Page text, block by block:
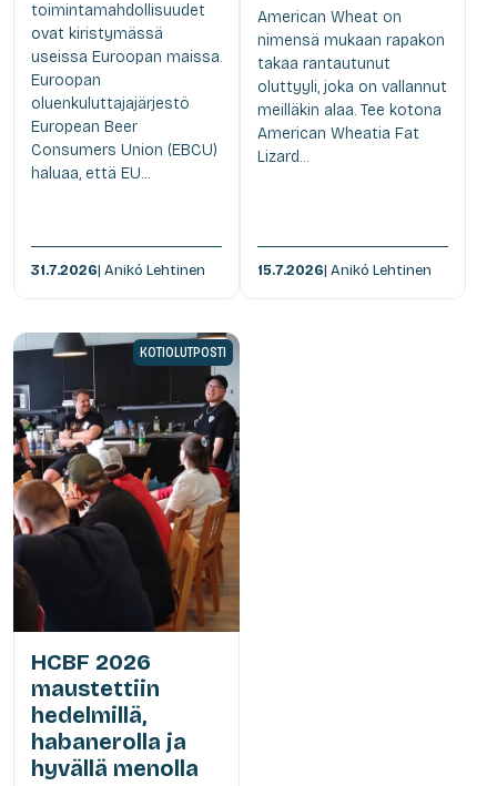
toimintamahdollisuudet
ovat kiristymässä
useissa Euroopan maissa.
Euroopan
oluenkuluttajajärjestö
European Beer
Consumers Union (EBCU)
haluaa, että EU...
31.7.2026| Anikó Lehtinen
American Wheat on
nimensä mukaan rapakon
takaa rantautunut
oluttyyli, joka on vallannut
meilläkin alaa. Tee kotona
American Wheatia Fat
Lizard...
15.7.2026| Anikó Lehtinen
KOTIOLUTPOSTI
HCBF 2026
maustettiin
hedelmillä,
habanerolla ja
hyvällä menolla